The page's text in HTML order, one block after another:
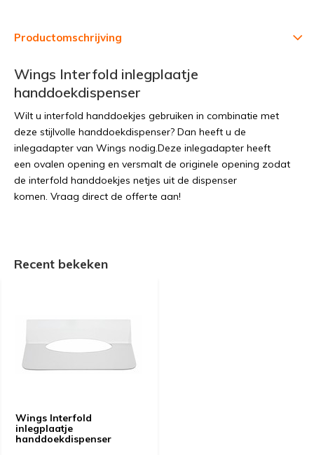
Productomschrijving
Wings Interfold inlegplaatje
handdoekdispenser
Wilt u interfold handdoekjes gebruiken in combinatie met
deze stijlvolle handdoekdispenser? Dan heeft u de
inlegadapter van Wings nodig.Deze inlegadapter heeft
een ovalen opening en versmalt de originele opening zodat
de interfold handdoekjes netjes uit de dispenser
komen. Vraag direct de offerte aan!
Recent bekeken
Wings Interfold
inlegplaatje
handdoekdispenser